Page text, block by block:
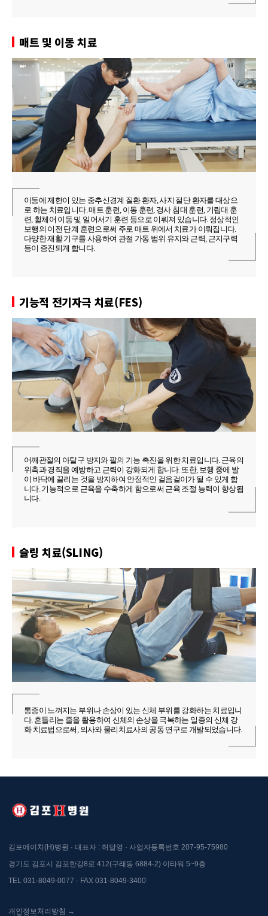
매트 및 이동 치료
이동에 제한이 있는 중추신경계 질환 환자, 사지 절단 환자를 대상으
로 하는 치료입니다. 매트 훈련, 이동 훈련, 경사 침대 훈련, 기립대 훈
련, 휠체어 이동 및 일어서기 훈련 등으로 이뤄져 있습니다. 정상적인
보행의 이전 단계 훈련으로써 주로 매트 위에서 치료가 이뤄집니다.
다양한 재활 기구를 사용하여 관절 가동 범위 유지와 근력, 근지구력
등이 증진되게 합니다.
기능적 전기자극 치료(FES)
어깨관절의 아탈구 방지와 팔의 기능 촉진을 위한 치료입니다. 근육의
위축과 경직을 예방하고 근력이 강화되게 합니다. 또한, 보행 중에 발
이 바닥에 끌리는 것을 방지하여 안정적인 걸음걸이가 될 수 있게 합
니다. 기능적으로 근육을 수축하게 함으로써 근육 조절 능력이 향상됩
니다.
슬링 치료(SLING)
통증이 느껴지는 부위나 손상이 있는 신체 부위를 강화하는 치료입니
다. 흔들리는 줄을 활용하여 신체의 손상을 극복하는 일종의 신체 강
화 치료법으로써, 의사와 물리치료사의 공동 연구로 개발되었습니다.
김포에이치(H)병원 · 대표자 : 허달영 · 사업자등록번호 207-95-75980
경기도 김포시 김포한강8로 412(구래동 6884-2) 이타워 5~9층
TEL 031-8049-0077 · FAX 031-8049-3400
개인정보처리방침 →